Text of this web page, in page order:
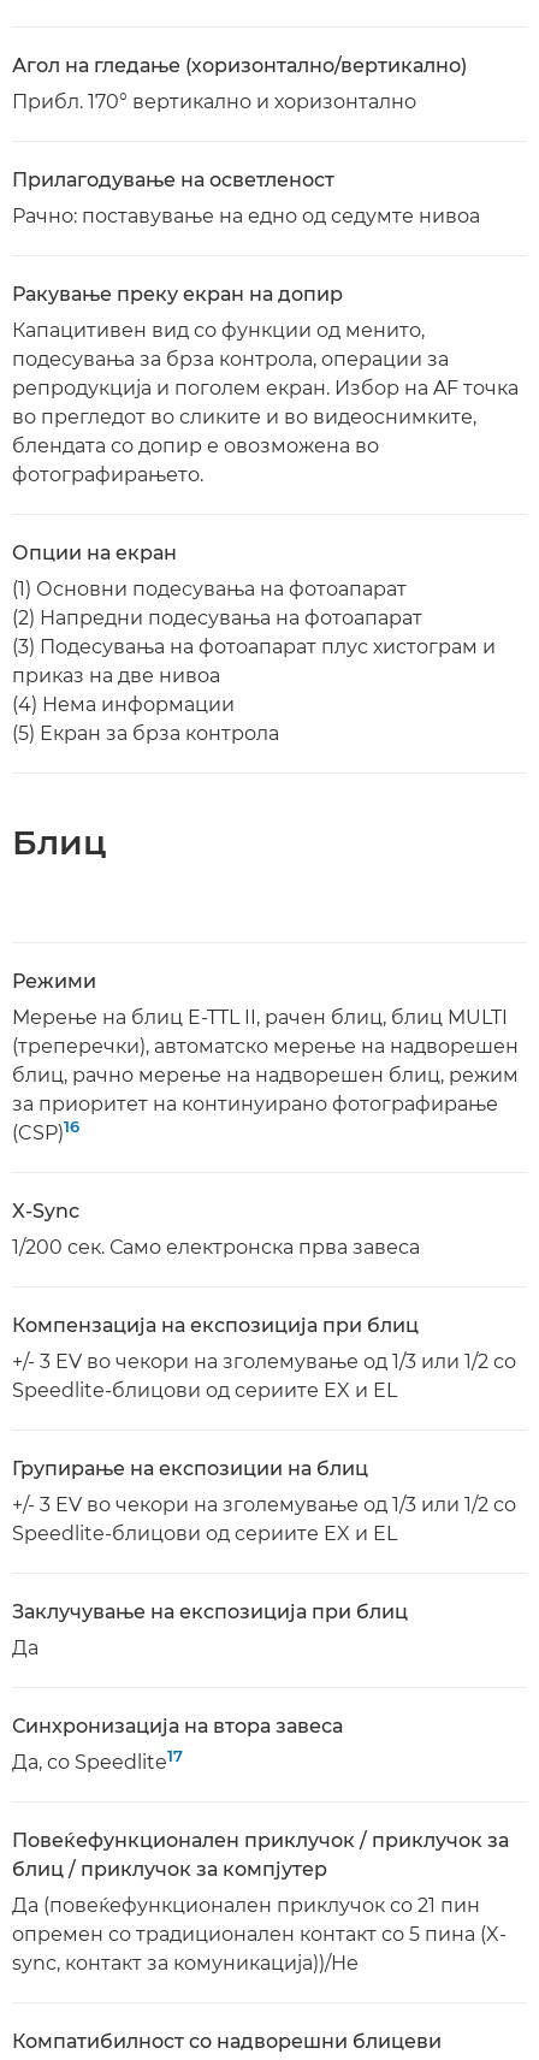
Агол на гледање (хоризонтално/вертикално)
Прибл. 170° вертикално и хоризонтално
Прилагодување на осветленост
Рачно: поставување на едно од седумте нивоа
Ракување преку екран на допир
Капацитивен вид со функции од менито,
подесувања за брза контрола, операции за
репродукција и поголем екран. Избор на AF точка
во прегледот во сликите и во видеоснимките,
блендата со допир е овозможена во
фотографирањето.
Опции на екран
(1) Основни подесувања на фотоапарат
(2) Напредни подесувања на фотоапарат
(3) Подесувања на фотоапарат плус хистограм и
приказ на две нивоа
(4) Нема информации
(5) Екран за брза контрола
Блиц
Режими
Мерење на блиц E-TTL II, рачен блиц, блиц MULTI
(треперечки), автоматско мерење на надворешен
блиц, рачно мерење на надворешен блиц, режим
за приоритет на континуирано фотографирање
(CSP)16
X-Sync
1/200 сек. Само електронска прва завеса
Компензација на експозиција при блиц
+/- 3 EV во чекори на зголемување од 1/3 или 1/2 со
Speedlite-блицови од сериите EX и EL
Групирање на експозиции на блиц
+/- 3 EV во чекори на зголемување од 1/3 или 1/2 со
Speedlite-блицови од сериите EX и EL
Заклучување на експозиција при блиц
Да
Синхронизација на втора завеса
Да, со Speedlite17
Повеќефункционален приклучок / приклучок за
блиц / приклучок за компјутер
Да (повеќефункционален приклучок со 21 пин
опремен со традиционален контакт со 5 пина (X-
sync, контакт за комуникација))/Не
Компатибилност со надворешни блицеви